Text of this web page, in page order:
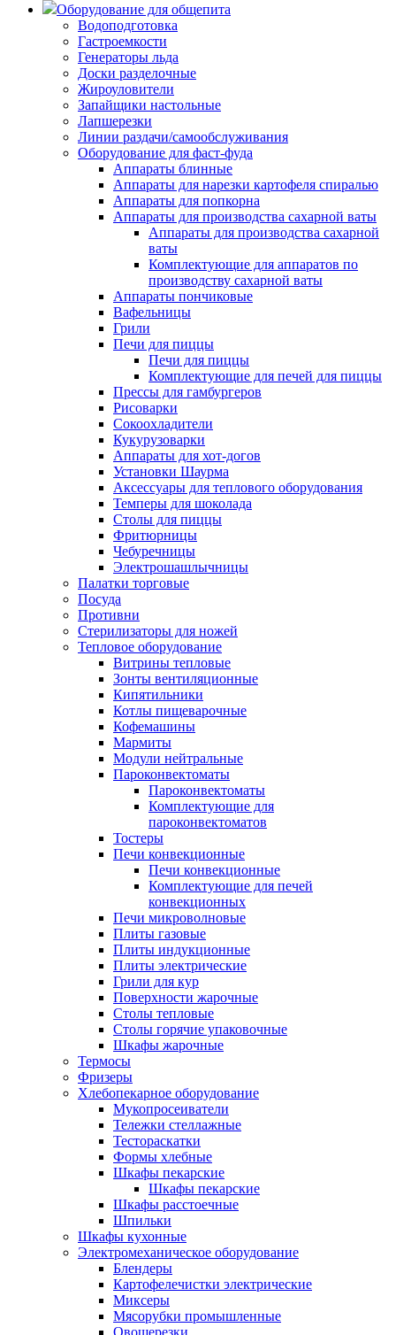
Оборудование для общепита
Водоподготовка
Гастроемкости
Генераторы льда
Доски разделочные
Жироуловители
Запайщики настольные
Лапшерезки
Линии раздачи/самообслуживания
Оборудование для фаст-фуда
Аппараты блинные
Аппараты для нарезки картофеля спиралью
Аппараты для попкорна
Аппараты для производства сахарной ваты
Аппараты для производства сахарной
ваты
Комплектующие для аппаратов по
производству сахарной ваты
Аппараты пончиковые
Вафельницы
Грили
Печи для пиццы
Печи для пиццы
Комплектующие для печей для пиццы
Прессы для гамбургеров
Рисоварки
Сокоохладители
Кукурузоварки
Аппараты для хот-догов
Установки Шаурма
Аксессуары для теплового оборудования
Темперы для шоколада
Столы для пиццы
Фритюрницы
Чебуречницы
Электрошашлычницы
Палатки торговые
Посуда
Противни
Стерилизаторы для ножей
Тепловое оборудование
Витрины тепловые
Зонты вентиляционные
Кипятильники
Котлы пищеварочные
Кофемашины
Мармиты
Модули нейтральные
Пароконвектоматы
Пароконвектоматы
Комплектующие для
пароконвектоматов
Тостеры
Печи конвекционные
Печи конвекционные
Комплектующие для печей
конвекционных
Печи микроволновые
Плиты газовые
Плиты индукционные
Плиты электрические
Грили для кур
Поверхности жарочные
Столы тепловые
Столы горячие упаковочные
Шкафы жарочные
Термосы
Фризеры
Хлебопекарное оборудование
Мукопросеиватели
Тележки стеллажные
Тестораскатки
Формы хлебные
Шкафы пекарские
Шкафы пекарские
Шкафы расстоечные
Шпильки
Шкафы кухонные
Электромеханическое оборудование
Блендеры
Картофелечистки электрические
Миксеры
Мясорубки промышленные
Овощерезки